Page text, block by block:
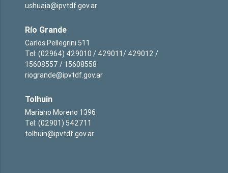
ushuaia@ipvtdf.gov.ar
Río Grande
Carlos Pellegrini 511
Tel: (02964) 429010 / 429011/ 429012 /
15608557 / 15608558
riogrande@ipvtdf.gov.ar
Tolhuin
Mariano Moreno 1396
Tel: (02901) 542711
tolhuin@ipvtdf.gov.ar